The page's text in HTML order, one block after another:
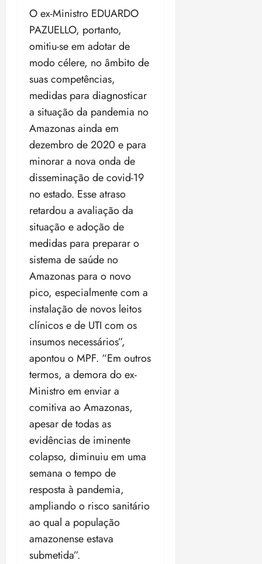
O ex-Ministro EDUARDO
PAZUELLO, portanto,
omitiu-se em adotar de
modo célere, no âmbito de
suas competências,
medidas para diagnosticar
a situação da pandemia no
Amazonas ainda em
dezembro de 2020 e para
minorar a nova onda de
disseminação de covid-19
no estado. Esse atraso
retardou a avaliação da
situação e adoção de
medidas para preparar o
sistema de saúde no
Amazonas para o novo
pico, especialmente com a
instalação de novos leitos
clínicos e de UTI com os
insumos necessários”,
apontou o MPF. “Em outros
termos, a demora do ex-
Ministro em enviar a
comitiva ao Amazonas,
apesar de todas as
evidências de iminente
colapso, diminuiu em uma
semana o tempo de
resposta à pandemia,
ampliando o risco sanitário
ao qual a população
amazonense estava
submetida”.